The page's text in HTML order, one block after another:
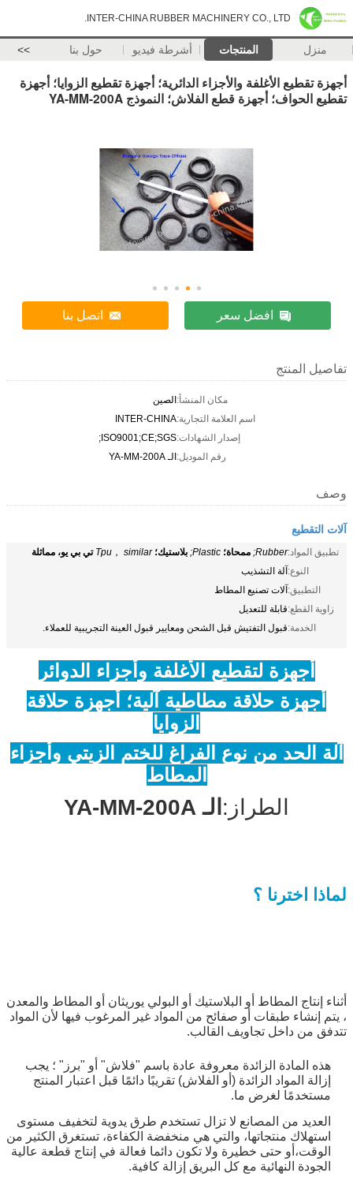
INTER-CHINA RUBBER MACHINERY CO., LTD.
منزل المنتجات أشرطة فيديو حول بنا >>
أجهزة تقطيع الأغلفة والأجزاء الدائرية؛ أجهزة تقطيع الزوايا؛ أجهزة
تقطيع الحواف؛ أجهزة قطع الفلاش؛ النموذج YA-MM-200A
افضل سعر اتصل بنا
تفاصيل المنتج
مكان المنشأ:الصين
اسم العلامة التجارية:INTER-CHINA
إصدار الشهادات:ISO9001;CE;SGS;
رقم الموديل:الـ YA-MM-200A
وصف
آلات التقطيع
تطبيق المواد:Rubber; ممحاة؛ Plastic; بلاستيك؛ Tpu， similar تي بي يو، مماثلة
النوع:آلة التشذيب
التطبيق:آلات تصنيع المطاط
زاوية القطع:قابلة للتعديل
الخدمة:قبول التفتيش قبل الشحن ومعايير قبول العينة التجريبية للعملاء.
أجهزة لتقطيع الأغلفة وأجزاء الدوائر
أجهزة حلاقة مطاطية آلية؛ أجهزة حلاقة
الزوايا
آلة الحد من نوع الفراغ للختم الزيتي وأجزاء
المطاط
الطراز: الـ YA-MM-200A
لماذا اخترنا ؟
أثناء إنتاج المطاط أو البلاستيك أو البولي يوريثان أو المطاط والمعدن
، يتم إنشاء طبقات أو صفائح من المواد غير المرغوب فيها لأن المواد
تتدفق من داخل تجاويف القالب.
هذه المادة الزائدة معروفة عادة باسم "فلاش" أو "برز" ؛ يجب
إزالة المواد الزائدة (أو الفلاش) تقريبًا دائمًا قبل اعتبار المنتج
مستخدمًا لغرض ما.
العديد من المصانع لا تزال تستخدم طرق يدوية لتخفيف مستوى
استهلاك منتجاتها، والتي هي منخفضة الكفاءة، تستغرق الكثير من
الوقت،أو حتى خطيرة ولا تكون دائما فعالة في إنتاج قطعة عالية
الجودة النهائية مع كل البريق إزالة كافية.